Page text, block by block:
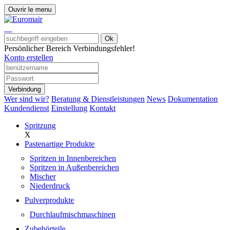
Ouvrir le menu
Ok
Persönlicher Bereich Verbindungsfehler!
Konto erstellen
Verbindung
Wer sind wir? Beratung & Dienstleistungen News Dokumentation
Kundendienst Einstellung Kontakt
Spritzung
X
Pastenartige Produkte
Spritzen in Innenbereichen
Spritzen in Außenbereichen
Mischer
Niederdruck
Pulverprodukte
Durchlaufmischmaschinen